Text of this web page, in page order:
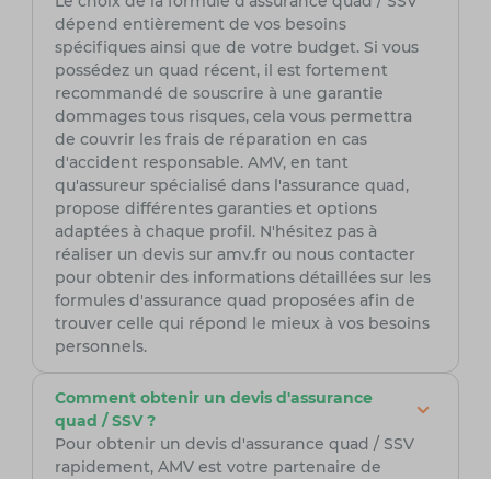
dépend entièrement de vos besoins
spécifiques ainsi que de votre budget. Si vous
possédez un quad récent, il est fortement
recommandé de souscrire à une garantie
dommages tous risques, cela vous permettra
de couvrir les frais de réparation en cas
d'accident responsable. AMV, en tant
qu'assureur spécialisé dans l'assurance quad,
propose différentes garanties et options
adaptées à chaque profil. N'hésitez pas à
réaliser un devis sur amv.fr ou nous contacter
pour obtenir des informations détaillées sur les
formules d'assurance quad proposées afin de
trouver celle qui répond le mieux à vos besoins
personnels.
Comment obtenir un devis d'assurance
quad / SSV ?
Pour obtenir un devis d'assurance quad / SSV
rapidement, AMV est votre partenaire de